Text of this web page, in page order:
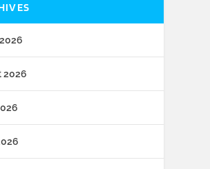
2026